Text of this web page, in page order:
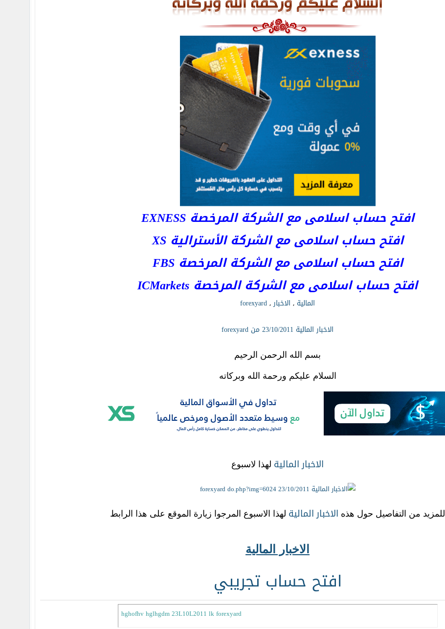
افتح حساب اسلامى مع الشركة المرخصة EXNESS
افتح حساب اسلامى مع الشركة الأسترالية XS
افتح حساب اسلامى مع الشركة المرخصة FBS
افتح حساب اسلامى مع الشركة المرخصة ICMarkets
المالية , الاخبار,
forexyard
الاخبار المالية 23/10/2011 من forexyard
بسم الله الرحمن الرحيم
السلام عليكم ورحمة الله وبركاته
الاخبارالمالية لهذا لاسبوع
للمزيد من التفاصيل حول هذه الاخبارالمالية لهذا الاسبوع المرجوا زيارة الموقع على هذا الرابط
الاخبار المالية
افتح حساب تجريبي
hghofhv hglhgdm 23L10L2011 lk forexyard